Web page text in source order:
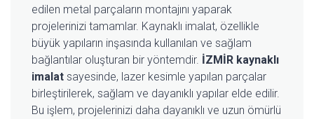
edilen metal parçaların montajını yaparak
projelerinizi tamamlar. Kaynaklı imalat, özellikle
büyük yapıların inşasında kullanılan ve sağlam
bağlantılar oluşturan bir yöntemdir. İZMİR kaynaklı
imalat sayesinde, lazer kesimle yapılan parçalar
birleştirilerek, sağlam ve dayanıklı yapılar elde edilir.
Bu işlem, projelerinizi daha dayanıklı ve uzun ömürlü